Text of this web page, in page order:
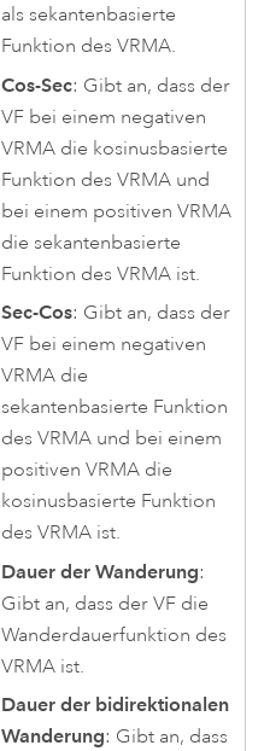
als sekantenbasierte
Funktion des VRMA.
Cos-Sec: Gibt an, dass der
VF bei einem negativen
VRMA die kosinusbasierte
Funktion des VRMA und
bei einem positiven VRMA
die sekantenbasierte
Funktion des VRMA ist.
Sec-Cos: Gibt an, dass der
VF bei einem negativen
VRMA die
sekantenbasierte Funktion
des VRMA und bei einem
positiven VRMA die
kosinusbasierte Funktion
des VRMA ist.
Dauer der Wanderung:
Gibt an, dass der VF die
Wanderdauerfunktion des
VRMA ist.
Dauer der bidirektionalen
Wanderung: Gibt an, dass